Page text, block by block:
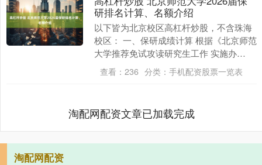
研排名计算、名额介绍
以下皆为北京校区高杠杆炒股，不含珠海
校区： 一、保研成绩计算 根据《北京师范
大学推荐免试攻读研究生工作 实施办
法》： 普通推免名额的综合排名计算采用
结构计分法。....
查看： 236 分类： 手机配资股票一览表
淘配网配资文章已加载完成
淘配网配资